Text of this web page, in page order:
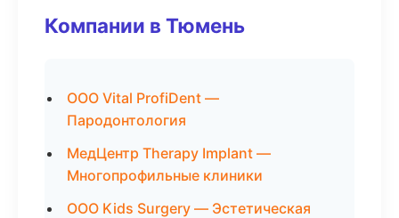
Компании в Тюмень
ООО Vital ProfiDent —
Пародонтология
МедЦентр Therapy Implant —
Многопрофильные клиники
ООО Kids Surgery — Эстетическая